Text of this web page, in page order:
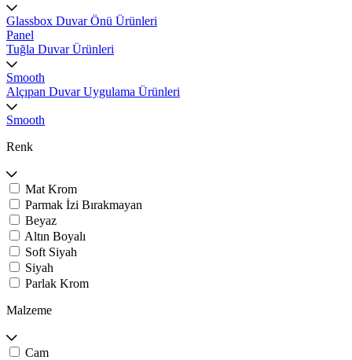
Glassbox Duvar Önü Ürünleri
Panel
Tuğla Duvar Ürünleri
Smooth
Alçıpan Duvar Uygulama Ürünleri
Smooth
Renk
Mat Krom
Parmak İzi Bırakmayan
Beyaz
Altın Boyalı
Soft Siyah
Siyah
Parlak Krom
Malzeme
Cam